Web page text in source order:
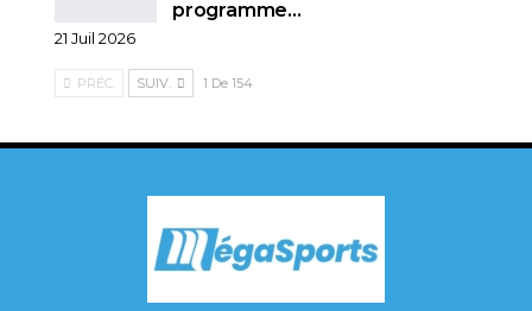
programme…
21 Juil 2026
PRÉC. SUIV. 1 De 154